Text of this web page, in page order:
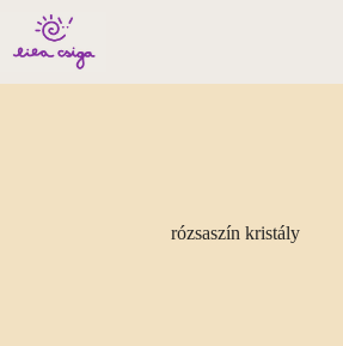
content
rózsaszín kristály